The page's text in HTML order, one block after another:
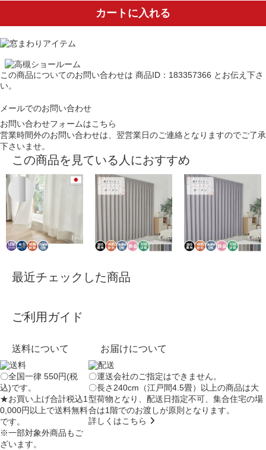
カートに入れる
この商品についてのお問い合わせは 商品ID：183357366 とお伝え下さ
い。
メールでのお問い合わせ
お問い合わせフォームはこちら
営業時間外のお問い合わせは、翌営業日のご連絡となりますのでご了承
下さいませ。
この商品を見ている人におすすめ
最近チェックした商品
ご利用ガイド
送料について
〇全国一律 550円(税
込)です。
★お買い上げ合計税込1
0,000円以上で送料無料
です。
※一部対象外商品もご
ざいます。
お届けについて
〇運送会社のご指定はできません。
〇長さ240cm（江戸間4.5畳）以上の商品は大
型荷物となり、配送日指定不可、集合住宅の場
合は1階でのお渡しが原則となります。
詳しくはこちら